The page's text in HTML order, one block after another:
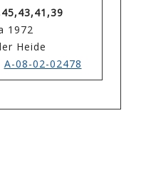
1972
Heide
A-08-02-02478